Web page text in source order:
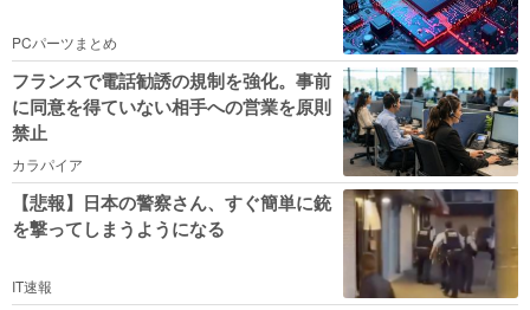
PCパーツまとめ
フランスで電話勧誘の規制を強化。事前
に同意を得ていない相手への営業を原則
禁止
カラパイア
【悲報】日本の警察さん、すぐ簡単に銃
を撃ってしまうようになる
IT速報